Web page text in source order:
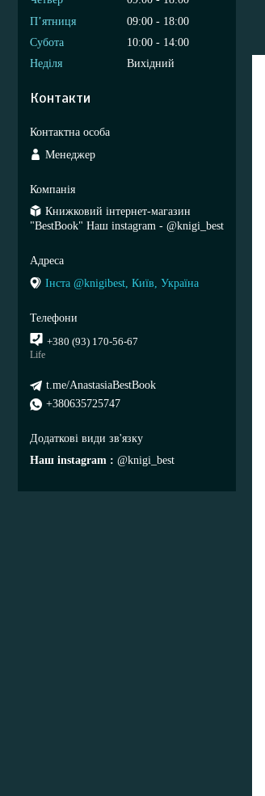
Пʼятниця
09:00
18:00
Субота
10:00
14:00
Неділя
Вихідний
Контакти
Менеджер
Книжковий інтернет-магазин
"BestBook" Наш instagram - @knigi_best
Інста @knigibest, Київ, Україна
+380 (93) 170-56-67
Life
t.me/AnastasiaBestBook
+380635725747
Наш instagram @knigi_best